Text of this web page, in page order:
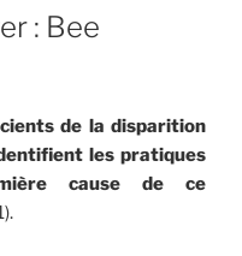
: Bee
de la disparition
les pratiques
cause de ce